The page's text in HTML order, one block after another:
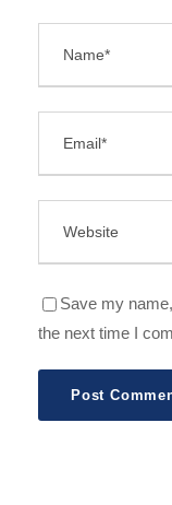
Save my
the next time I